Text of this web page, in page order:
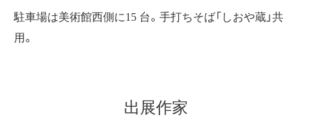
駐車場は美術館西側に15 台。手打ちそば「しおや蔵」共
用。
出展作家